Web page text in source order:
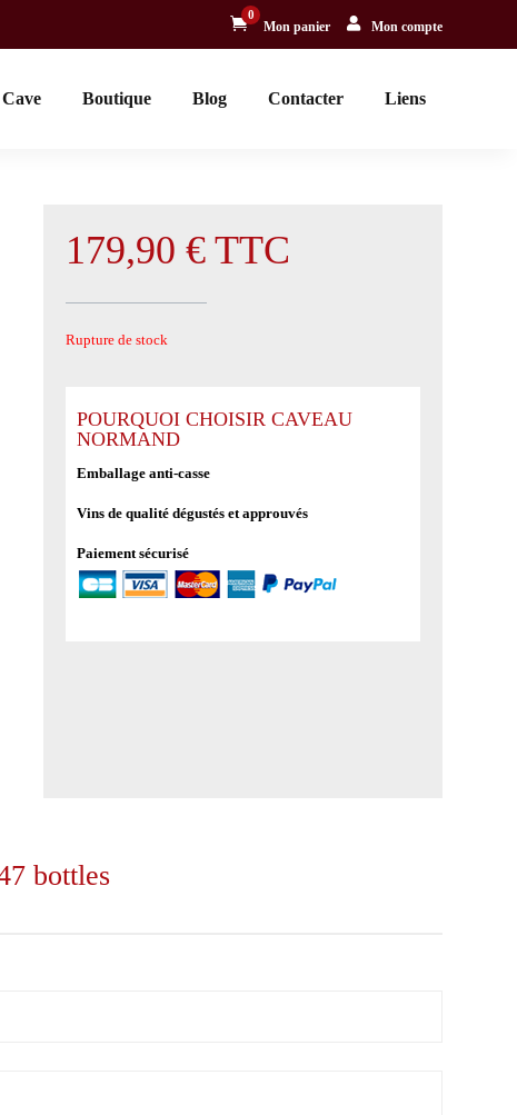

0
Mon panier  Mon compte
Boutique Blog Contacter Liens
179,90 € TTC
Rupture de stock
POURQUOI CHOISIR CAVEAU
NORMAND
Emballage anti-casse
Vins de qualité dégustés et approuvés
Paiement sécurisé
bottles